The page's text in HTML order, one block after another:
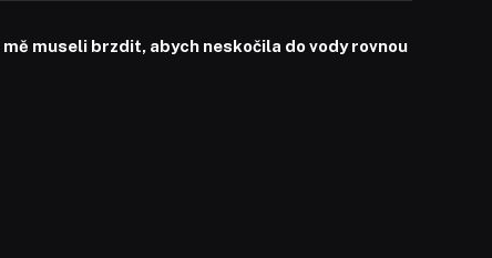
museli brzdit, abych neskočila do vody rovnou